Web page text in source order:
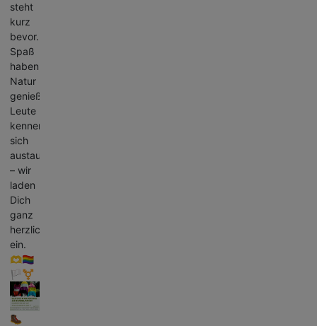
steht
kurz
bevor.
Spaß
haben,
Natur
genießen,
Leute
kennenlernen,
sich
austauschen
– wir
laden
Dich
ganz
herzlich
ein.
🫶🏳️‍🌈
🏳️‍⚧️
🥾